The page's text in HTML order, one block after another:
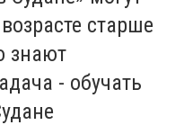
старше
знают
- обучать